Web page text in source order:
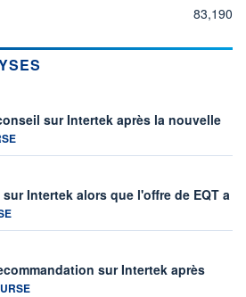
83,190
sur Intertek après la nouvelle
par
Intertek alors que l'offre de EQT a
par
sur Intertek après
par